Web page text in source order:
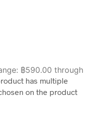
฿590.00 through
has multiple
on the product